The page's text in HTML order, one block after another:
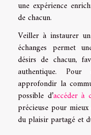
une expérience
de chacun.
Veiller à instaurer
échanges permet
désirs de chacun,
authentique. Pour
approfondir la
possible d’accéder à
précieuse pour
du plaisir partagé et